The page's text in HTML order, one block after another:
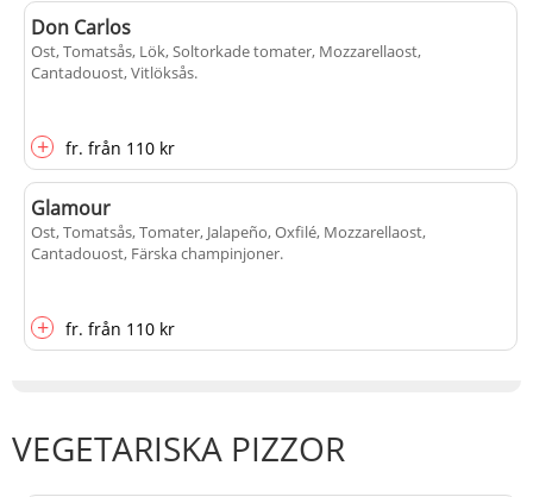
Don Carlos
Ost, Tomatsås, Lök, Soltorkade tomater, Mozzarellaost,
Cantadouost, Vitlöksås.
+ fr. från 110 kr
Glamour
Ost, Tomatsås, Tomater, Jalapeño, Oxfilé, Mozzarellaost,
Cantadouost, Färska champinjoner.
+ fr. från 110 kr
VEGETARISKA PIZZOR